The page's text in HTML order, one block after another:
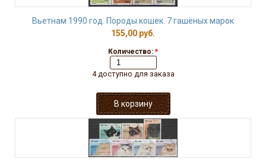
Вьетнам 1990 год. Породы кошек. 7 гашёных марок
155,00 руб.
Количество: *
4 доступно для заказа